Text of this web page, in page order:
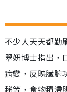
不少人天天都勤
翠妍博士指出，
病變，反映臟腑
秘等，食物積滯